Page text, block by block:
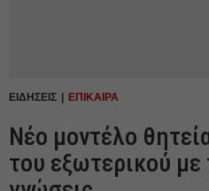
ΕΙΔΗΣΕΙΣ ΕΠΙΚΑΙΡΑ
Νέο μοντέλο
του εξωτερικού με